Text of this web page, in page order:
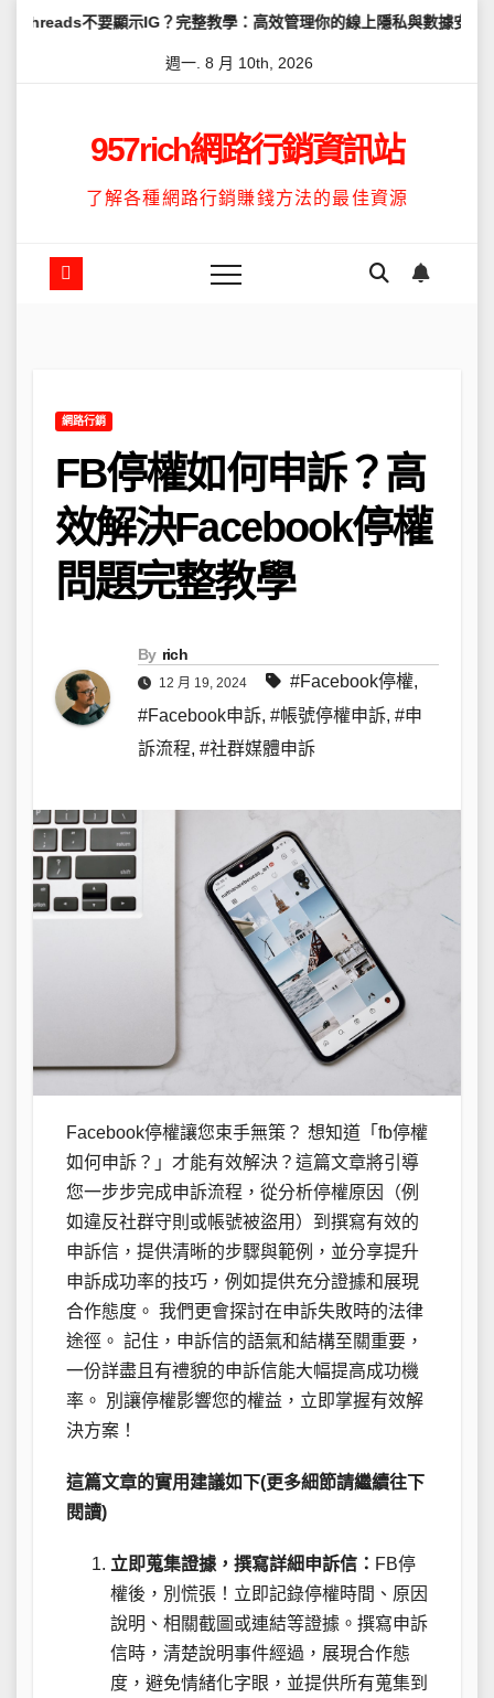
Skip
示IG？完整教學：高效管理你的線上隱私與數據安全 怎麼讓
週一. 8 月 10th, 2026
957rich網路行銷資訊站
了解各種網路行銷賺錢方法的最佳資源
網路行銷
FB停權如何申訴？高
效解決Facebook停權
問題完整教學
By rich
12 月 19, 2024 #Facebook停權,
#Facebook申訴, #帳號停權申訴, #申
訴流程, #社群媒體申訴
Facebook停權讓您束手無策？ 想知道「fb停權
如何申訴？」才能有效解決？這篇文章將引導
您一步步完成申訴流程，從分析停權原因（例
如違反社群守則或帳號被盜用）到撰寫有效的
申訴信，提供清晰的步驟與範例，並分享提升
申訴成功率的技巧，例如提供充分證據和展現
合作態度。 我們更會探討在申訴失敗時的法律
途徑。 記住，申訴信的語氣和結構至關重要，
一份詳盡且有禮貌的申訴信能大幅提高成功機
率。 別讓停權影響您的權益，立即掌握有效解
決方案！
這篇文章的實用建議如下(更多細節請繼續往下
閱讀)
立即蒐集證據，撰寫詳細申訴信： FB停
權後，別慌張！立即記錄停權時間、原因
說明、相關截圖或連結等證據。撰寫申訴
信時，清楚說明事件經過，展現合作態
度，避免情緒化字眼，並提供所有蒐集到